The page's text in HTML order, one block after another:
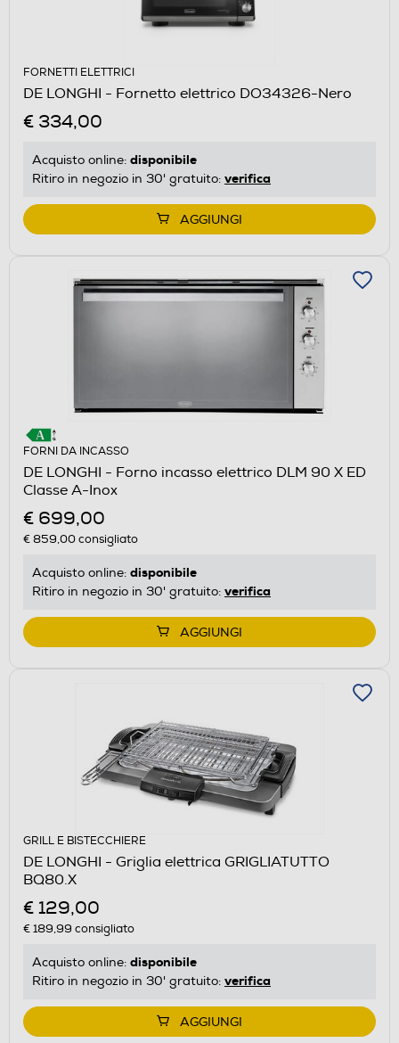
FORNETTI ELETTRICI
DE LONGHI - Fornetto elettrico DO34326-Nero
€ 334,00
Acquisto online: disponibile
Ritiro in negozio in 30' gratuito: verifica
AGGIUNGI
FORNI DA INCASSO
DE LONGHI - Forno incasso elettrico DLM 90 X ED
Classe A-Inox
€ 699,00
€ 859,00consigliato
Acquisto online: disponibile
Ritiro in negozio in 30' gratuito: verifica
AGGIUNGI
GRILL E BISTECCHIERE
DE LONGHI - Griglia elettrica GRIGLIATUTTO
BQ80.X
€ 129,00
€ 189,99 consigliato
Acquisto online: disponibile
Ritiro in negozio in 30' gratuito: verifica
AGGIUNGI